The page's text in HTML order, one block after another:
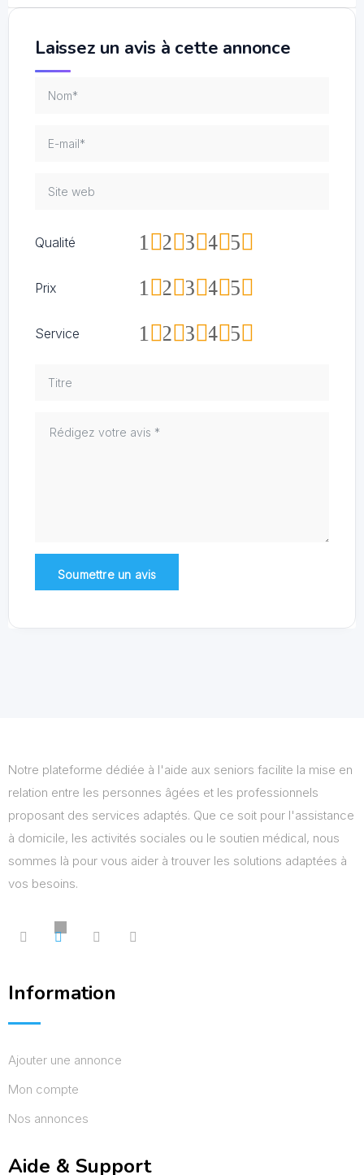
Laissez un avis à cette annonce
Qualité 5
4
3
2
1
Prix 5
4
3
2
1
Service 5
4
3
2
1
Notre plateforme dédiée à l'aide aux seniors facilite la mise en
relation entre les personnes âgées et les professionnels
proposant des services adaptés. Que ce soit pour l'assistance
à domicile, les activités sociales ou le soutien médical, nous
sommes là pour vous aider à trouver les solutions adaptées à
vos besoins.
Information
Ajouter une annonce
Mon compte
Nos annonces
Aide & Support